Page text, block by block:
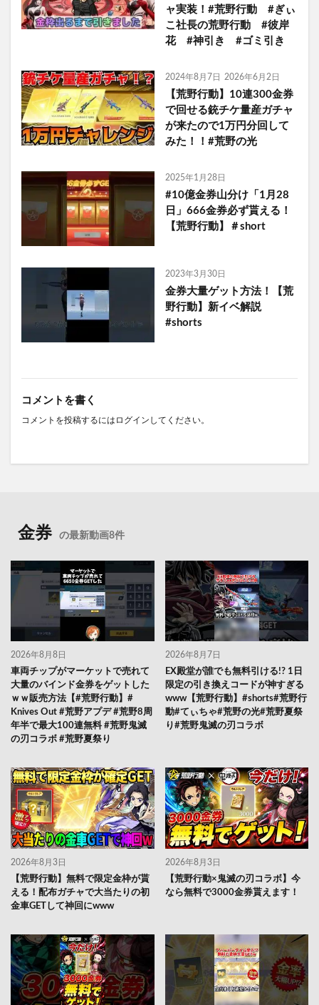
ャ実装！#荒野行動 #ぎぃ
こ社長の荒野行動 #彼岸
花 #神引き #ゴミ引き
2024年8月7日 2026年6月2日
【荒野行動】10連300金券
で回せる銃チケ量産ガチャ
が来たので1万円分回して
みた！！#荒野の光
2025年1月28日
#10億金券山分け「1月28
日」666金券必ず貰える！
【荒野行動】＃short
2023年3月30日
金券大量ゲット方法！【荒
野行動】新イベ解説
#shorts
コメントを書く
コメントを投稿するには ログイン してください。
金券 の最新動画8件
2026年8月8日
車両チップがマーケットで売れて
大量のバインド金券をゲットした
ｗｗ販売方法【#荒野行動】#
Knives Out #荒野アプデ #荒野8周
年半で最大100連無料 #荒野鬼滅
の刃コラボ #荒野夏祭り
2026年8月7日
EX殿堂が誰でも無料引ける!? 1日
限定の引き換えコードが神すぎる
www【荒野行動】#shorts#荒野行
動#てぃちゃ#荒野の光#荒野夏祭
り#荒野鬼滅の刃コラボ
2026年8月3日
【荒野行動】無料で限定金枠が貰
える！配布ガチャで大当たりの初
金車GETして神回にwww
2026年8月3日
【荒野行動×鬼滅の刃コラボ】今
なら無料で3000金券貰えます！